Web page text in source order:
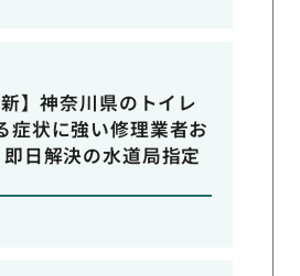
】神奈川県のトイレ
症状に強い修理業者お
日解決の水道局指定